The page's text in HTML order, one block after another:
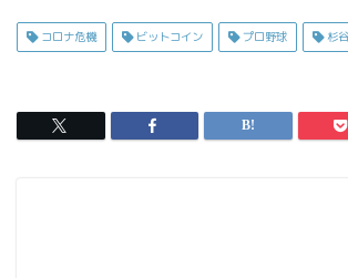
c
b
o
s
o
d
ai
コロナ危機 ビットコイン プロ野球 杉